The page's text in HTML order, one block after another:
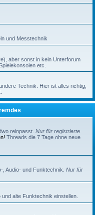
und Messtechnik
aber sonst in kein Unterforum
etc.
Technik. Hier ist alles richtig,
reinpasst. Nur für registrierte
Threads die 7 Tage ohne neue
Audio- und Funktechnik. Nur für
alte Funktechnik einstellen.